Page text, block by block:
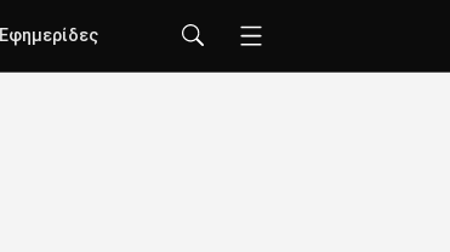
Εφημερίδες